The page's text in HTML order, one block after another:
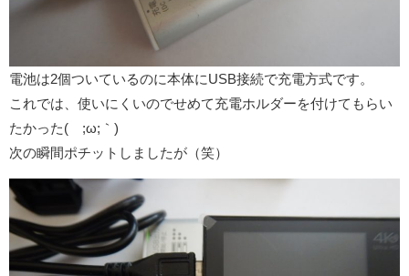
電池は2個ついているのに本体にUSB接続で充電方式です。
これでは、使いにくいのでせめて充電ホルダーを付けてもらい
たかった(´;ω;｀)
次の瞬間ポチットしましたが（笑）